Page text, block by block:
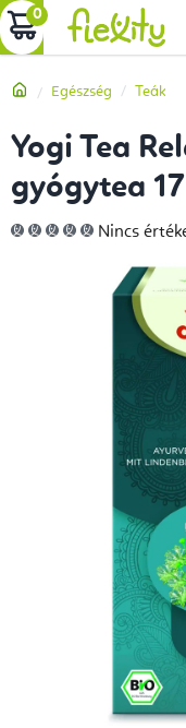
Ugrás
a
tartalomhoz
KOSÁR
Kezdőlap
Egészség Teák
Yogi Tea
gyógytea
A
termék
értékelése
ből
csillag.
Nincs